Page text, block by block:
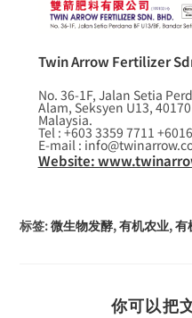
Twin Arrow Fertilizer
No. 36-1F, Jalan Setia
Alam, Seksyen U13,
Malaysia.
Tel : +603 3359 7711
E-mail :
Website:
标签:微生物发酵,有机农业,有
你可以把